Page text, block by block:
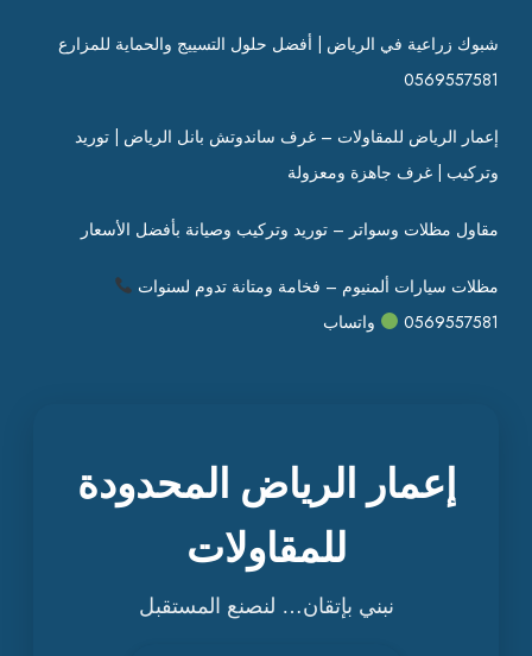
شبوك زراعية في الرياض | أفضل حلول التسييج والحماية للمزارع
0569557581
إعمار الرياض للمقاولات – غرف ساندوتش بانل الرياض | توريد
وتركيب | غرف جاهزة ومعزولة
مقاول مظلات وسواتر – توريد وتركيب وصيانة بأفضل الأسعار
مظلات سيارات ألمنيوم – فخامة ومتانة تدوم لسنوات
0569557581
واتساب
إعمار الرياض المحدودة
للمقاولات
نبني بإتقان… لنصنع المستقبل